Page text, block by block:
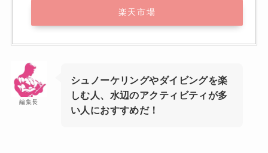
楽天市場
編集長
シュノーケリングやダイビングを楽
しむ人、水辺のアクティビティが多
い人におすすめだ！